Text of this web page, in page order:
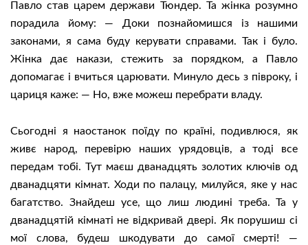
Павло став царем держави Тюндер. Та жінка розумно
порадила йому: — Доки познайомишся із нашими
законами, я сама буду керувати справами. Так і було.
Жінка дає накази, стежить за порядком, а Павло
допомагає і вчиться царювати. Минуло десь з півроку, і
цариця каже: — Но, вже можеш перебрати владу.
Сьогодні я наостанок поїду по країні, подивлюся, як
живє народ, перевірю наших урядовців, а тоді все
передам тобі. Тут маєш дванадцять золотих ключів од
дванадцяти кімнат. Ходи по палацу, милуйся, яке у нас
багатство. Знайдеш усе, що лиш людині треба. Та у
дванадцятій кімнаті не відкривай двері. Як порушиш сі
мої слова, будеш шкодувати до самої смерті! —